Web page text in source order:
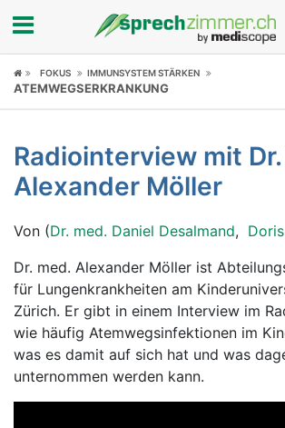
Fokus
Symptome
Ratgeber
Rubriken
FOKUS IMMUNSYSTEM STÄRKEN
ATEMWEGSERKRANKUNG
Radiointerview mit
Alexander Möller
Von (Dr. med. Daniel Desalmand,
Dr. med. Alexander Möller ist
für Lungenkrankheiten am
Zürich. Er gibt in einem Interview im
wie häufig Atemwegsinfektionen im
was es damit auf sich hat und was
unternommen werden kann.